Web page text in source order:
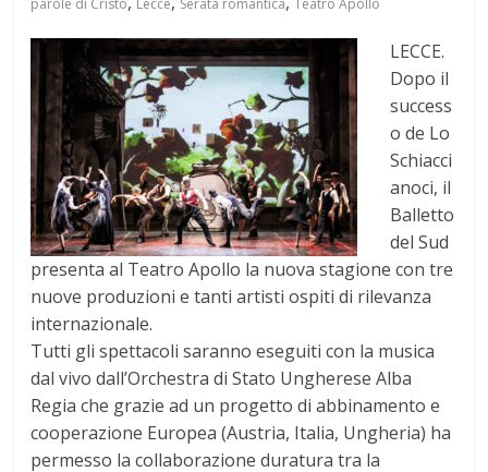
parole di Cristo Lecce Serata romantica Teatro Apollo
LECCE.
Dopo il
success
o de Lo
Schiacci
anoci, il
Balletto
del Sud
presenta al Teatro Apollo la nuova stagione con tre
nuove produzioni e tanti artisti ospiti di rilevanza
internazionale.
Tutti gli spettacoli saranno eseguiti con la musica
dal vivo dall’Orchestra di Stato Ungherese Alba
Regia che grazie ad un progetto di abbinamento e
cooperazione Europea (Austria, Italia, Ungheria) ha
permesso la collaborazione duratura tra la